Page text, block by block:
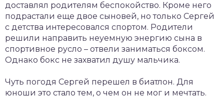
доставлял родителям беспокойство. Кроме него
подрастали еще двое сыновей, но только Сергей
с детства интересовался спортом. Родители
решили направить неуемную энергию сына в
спортивное русло – отвели заниматься боксом.
Однако бокс не захватил душу мальчика.
Чуть погодя Сергей перешел в биатлон. Для
юноши это стало тем, о чем он не мог и мечтать.